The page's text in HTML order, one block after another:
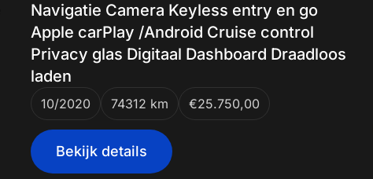
Navigatie Camera Keyless entry en go
Apple carPlay /Android Cruise control
Privacy glas Digitaal Dashboard Draadloos
laden
10/2020 74312 km €25.750,00
Bekijk details